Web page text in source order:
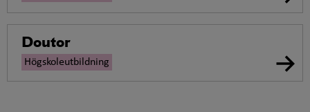
Doutor
Högskoleutbildning